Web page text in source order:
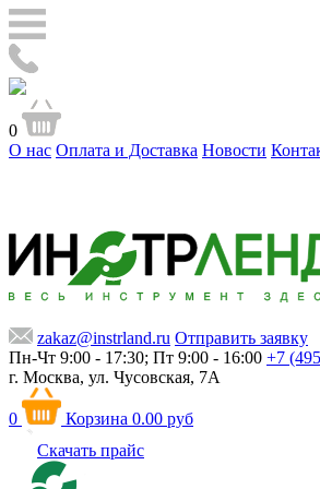
0
О нас Оплата и Доставка Новости
zakaz@instrland.ru Отправить заявку
Пн-Чт 9:00 - 17:30; Пт 9:00 - 16:00 +7
г. Москва, ул. Чусовская, 7А
0 Корзина 0.00 руб
Скачать прайс